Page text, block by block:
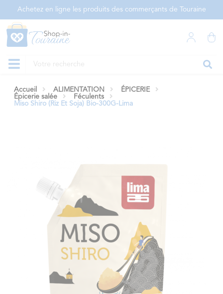
Achetez en ligne les produits des commerçants de Touraine
Accueil ALIMENTATION
ÉPICERIE
Épicerie salée
Féculents
Miso Shiro (Riz Et Soja) Bio-300G-Lima
Panneau de gestion des cookies